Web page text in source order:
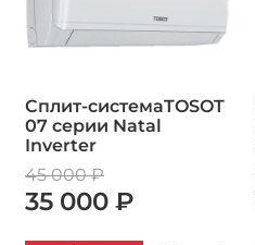
Сплит-системаTOSOT
07 серии Natal
Inverter
45 000 ₽
35 000 ₽